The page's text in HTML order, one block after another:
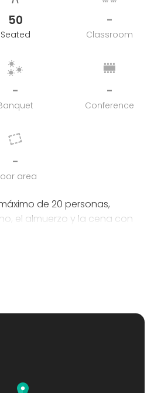
50
Seated
-
Classroom
- -
Conference
-
area
de 20 personas,
el almuerzo y la cena con
invitados a los eventos solo